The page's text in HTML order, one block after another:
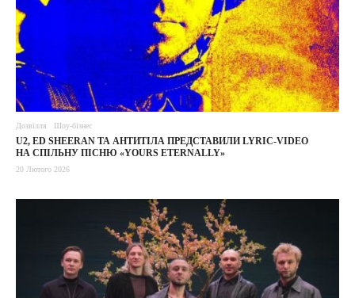
Дозвілля Шоу-бізнес
U2, ED SHEERAN ТА АНТИТІЛА ПРЕДСТАВИЛИ LYRIC-VIDEO
НА СПІЛЬНУ ПІСНЮ «YOURS ETERNALLY»
20 Лютого 2026